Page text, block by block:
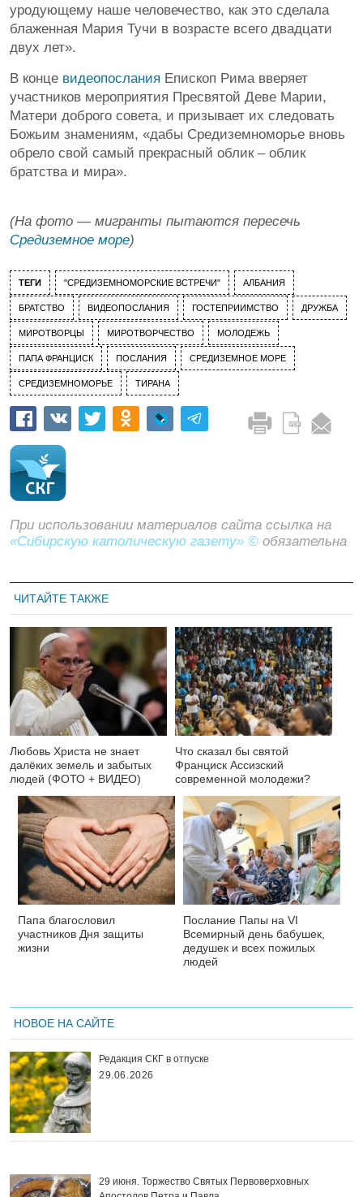
уродующему наше человечество, как это сделала
блаженная Мария Тучи в возрасте всего двадцати
двух лет».
В конце видеопослания Епископ Рима вверяет
участников мероприятия Пресвятой Деве Марии,
Матери доброго совета, и призывает их следовать
Божьим знамениям, «дабы Средиземноморье вновь
обрело свой самый прекрасный облик – облик
братства и мира».
(На фото — мигранты пытаются пересечь
Средиземное море)
ТЕГИ "СРЕДИЗЕМНОМОРСКИЕ ВСТРЕЧИ" АЛБАНИЯ
БРАТСТВО ВИДЕОПОСЛАНИЯ ГОСТЕПРИИМСТВО ДРУЖБА
МИРОТВОРЦЫ МИРОТВОРЧЕСТВО МОЛОДЕЖЬ
ПАПА ФРАНЦИСК ПОСЛАНИЯ СРЕДИЗЕМНОЕ МОРЕ
СРЕДИЗЕМНОМОРЬЕ ТИРАНА
При использовании материалов сайта ссылка на
«Сибирскую католическую газету» © обязательна
ЧИТАЙТЕ ТАКЖЕ
Любовь Христа не знает
далёких земель и забытых
людей (ФОТО + ВИДЕО)
Что сказал бы святой
Франциск Ассизский
современной молодежи?
Папа благословил
участников Дня защиты
жизни
Послание Папы на VI
Всемирный день бабушек,
дедушек и всех пожилых
людей
НОВОЕ НА САЙТЕ
Редакция СКГ в отпуске
29.06.2026
29 июня. Торжество Святых Первоверховных